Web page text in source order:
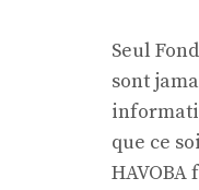
Seul
sont
que ce